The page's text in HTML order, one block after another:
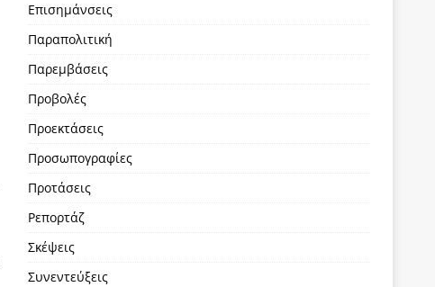
Επισημάνσεις
Παραπολιτική
Παρεμβάσεις
Προβολές
Προεκτάσεις
Προσωπογραφίες
Προτάσεις
Ρεπορτάζ
Σκέψεις
Συνεντεύξεις